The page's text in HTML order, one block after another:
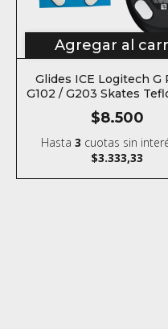
Agregar al
Glides ICE Logitech G
G102 / G203 Skates
$8.500
Hasta3 cuotas sin
$3.333,33